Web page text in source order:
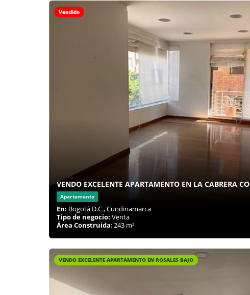
Vendido
VENDO EXCELENTE APARTAMENTO EN LA CABRERA
Apartamento
En: Bogotá D.C., Cundinamarca
Tipo de negocio: Venta
Área Construida: 243 m²
VENDO EXCELENTE APARTAMENTO EN ROSALES BAJO